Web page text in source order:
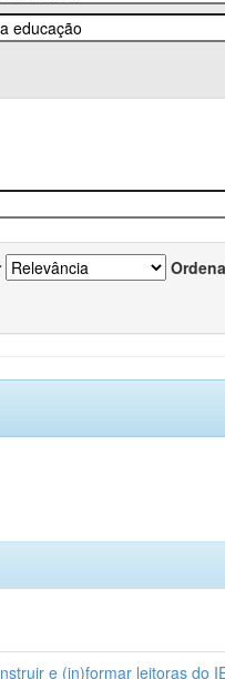
e (in)formar leitoras do